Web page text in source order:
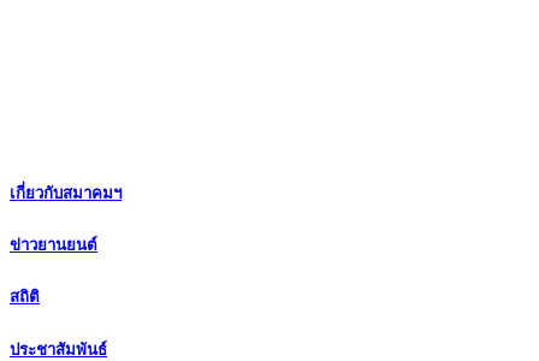
เกี่ยวกับสมาคมฯ
ข่าวยานยนต์
สถิติ
ประชาสัมพันธ์